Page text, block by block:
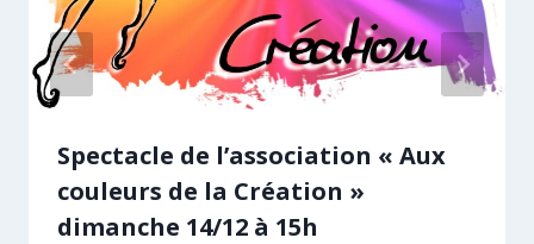
Spectacle de l’association « Aux
couleurs de la Création »
dimanche 14/12 à 15h